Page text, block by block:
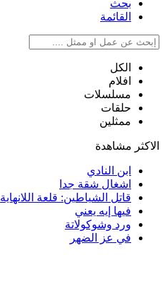
بحث
القائمة
الكل
افلام
مسلسلات
حلقات
ممثلين
الاكثر مشاهدة
ابن النادي
اشغال شقة جدا
قاتل الشياطين: قلعة اللانهاية
فيها إيه يعني
ورد وشوكولاتة
في عز الضهر